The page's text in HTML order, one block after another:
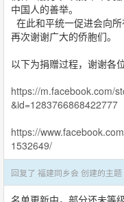
中国人的善举。
在此和平统一促进会向
再次谢谢广大的侨胞们。
以下为捐赠过程，谢谢各
https://m.facebook.com/
&id=1283766868422777
https://
1532649/
回复了 福建同乡会 创建的主题
名单更新中，部分还未等